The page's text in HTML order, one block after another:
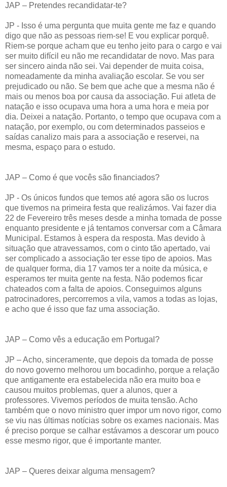
JAP – Pretendes recandidatar-te?
JP - Isso é uma pergunta que muita gente me faz e quando
digo que não as pessoas riem-se! E vou explicar porquê.
Riem-se porque acham que eu tenho jeito para o cargo e vai
ser muito difícil eu não me recandidatar de novo. Mas para
ser sincero ainda não sei. Vai depender de muita coisa,
nomeadamente da minha avaliação escolar. Se vou ser
prejudicado ou não. Se bem que ache que a mesma não é
mais ou menos boa por causa da associação. Fui atleta de
natação e isso ocupava uma hora a uma hora e meia por
dia. Deixei a natação. Portanto, o tempo que ocupava com a
natação, por exemplo, ou com determinados passeios e
saídas canalizo mais para a associação e reservei, na
mesma, espaço para o estudo.
JAP – Como é que vocês são financiados?
JP - Os únicos fundos que temos até agora são os lucros
que tivemos na primeira festa que realizámos. Vai fazer dia
22 de Fevereiro três meses desde a minha tomada de posse
enquanto presidente e já tentamos conversar com a Câmara
Municipal. Estamos à espera da resposta. Mas devido à
situação que atravessamos, com o cinto tão apertado, vai
ser complicado a associação ter esse tipo de apoios. Mas
de qualquer forma, dia 17 vamos ter a noite da música, e
esperamos ter muita gente na festa. Não podemos ficar
chateados com a falta de apoios. Conseguimos alguns
patrocinadores, percorremos a vila, vamos a todas as lojas,
e acho que é isso que faz uma associação.
JAP – Como vês a educação em Portugal?
JP – Acho, sinceramente, que depois da tomada de posse
do novo governo melhorou um bocadinho, porque a relação
que antigamente era estabelecida não era muito boa e
causou muitos problemas, quer a alunos, quer a
professores. Vivemos períodos de muita tensão. Acho
também que o novo ministro quer impor um novo rigor, como
se viu nas últimas notícias sobre os exames nacionais. Mas
é preciso porque se calhar estávamos a descorar um pouco
esse mesmo rigor, que é importante manter.
JAP – Queres deixar alguma mensagem?